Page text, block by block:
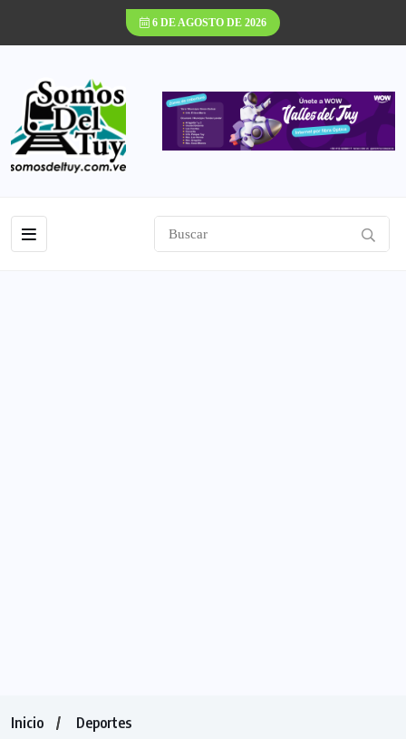
6 DE AGOSTO DE 2026
Inicio
Deportes